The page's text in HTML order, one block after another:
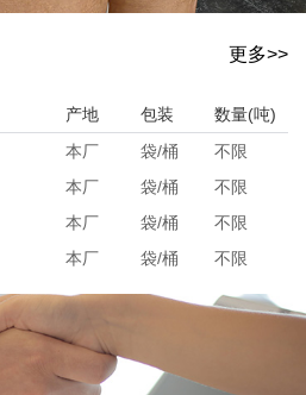
更多>>
产地 包装
数量(吨)
本厂 袋/桶
不限
本厂 袋/桶
不限
本厂 袋/桶
不限
本厂 袋/桶 不限